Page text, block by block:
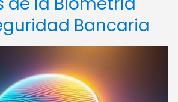
Bancaria